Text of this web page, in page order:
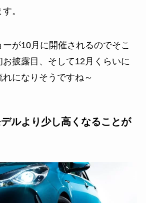
。
が10月に開催されるのでそこ
披露目、そして12月くらいに
になりそうですね～
ルより少し高くなることが